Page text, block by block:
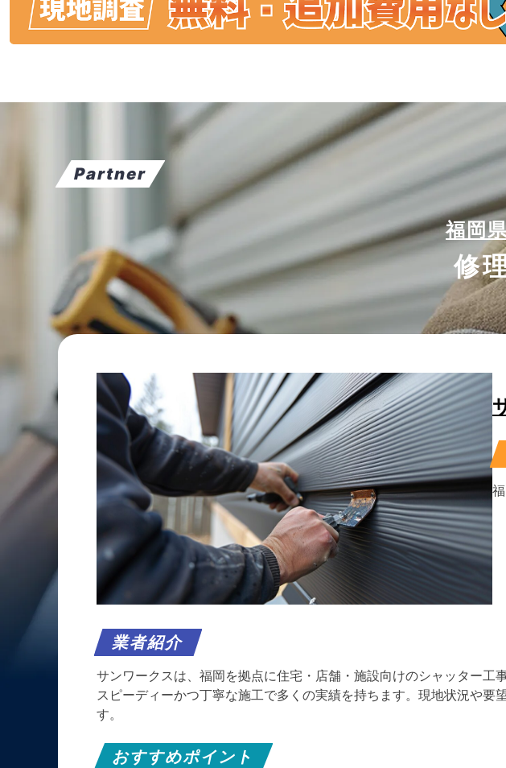
Partner
福岡
修
業者紹介
サンワークスは、福岡を拠点に住宅・店舗・施設向けのシャッター工
スピーディーかつ丁寧な施工で多くの実績を持ちます。現地状況や
す。
おすすめポイント